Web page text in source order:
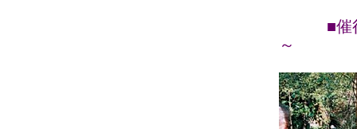
■催行日
～